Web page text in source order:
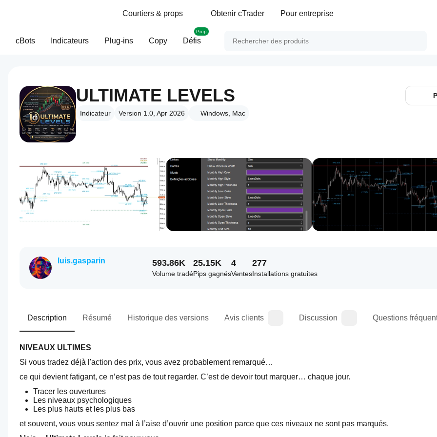
Courtiers & props Obtenir cTrader Pour entreprise
cBots Indicateurs Plug-ins Copy Défis
Prop
ULTIMATE LEVELS
Indicateur Version 1.0, Apr 2026 Windows, Mac
luis.gasparin 593.86K
Volume tradé
25.15K
Pips gagnés
4
Ventes
277
Installations gratuites
Description Résumé Historique des versions Avis clients Discussion Questions
NIVEAUX ULTIMES
Si vous tradez déjà l'action des prix, vous avez probablement remarqué…
ce qui devient fatigant, ce n’est pas de tout regarder. C’est de devoir tout marquer… chaque jour.
Tracer les ouvertures
Les niveaux psychologiques
Les plus hauts et les plus bas
et souvent, vous vous sentez mal à l’aise d’ouvrir une position parce que ces niveaux ne sont pas marqués.